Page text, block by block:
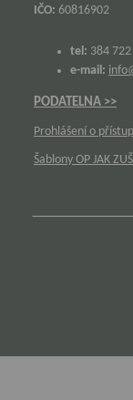
IČO: 60816902
tel: 384
e-mail:
PODATELNA >>
Prohlášení o
Šablony OP JAK